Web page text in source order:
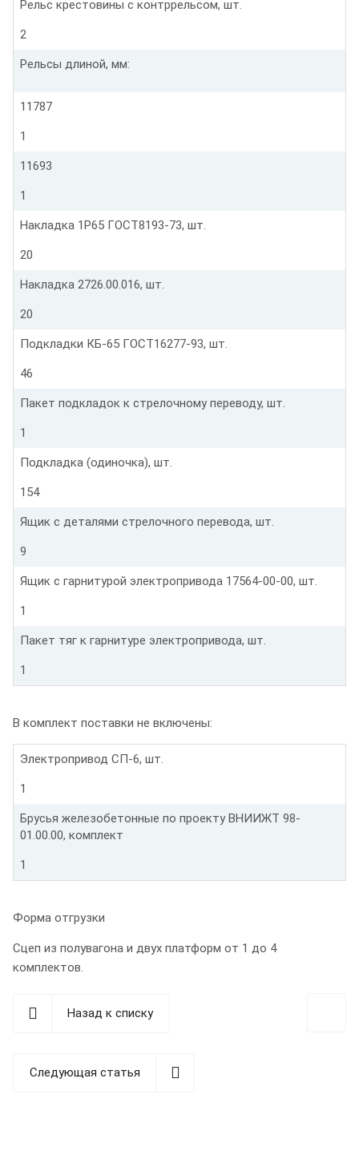
Рельс крестовины с контррельсом, шт.
2
Рельсы длиной, мм:
11787
1
11693
1
Накладка 1Р65 ГОСТ8193-73, шт.
20
Накладка 2726.00.016, шт.
20
Подкладки КБ-65 ГОСТ16277-93, шт.
46
Пакет подкладок к стрелочному переводу, шт.
1
Подкладка (одиночка), шт.
154
Ящик с деталями стрелочного перевода, шт.
9
Ящик с гарнитурой электропривода 17564-00-00, шт.
1
Пакет тяг к гарнитуре электропривода, шт.
1
В комплект поставки не включены:
Электропривод СП-6, шт.
1
Брусья железобетонные по проекту ВНИИЖТ 98-
01.00.00, комплект
1
Форма отгрузки
Сцеп из полувагона и двух платформ от 1 до 4
комплектов.
Назад к списку
Следующая статья